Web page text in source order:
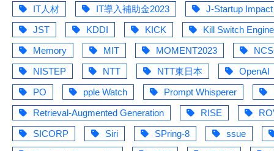
IT人材
IT導入補助金2023
J-Startup Impact
JST
KDDI KICK
Kill Switch
Memory
MIT MOMENT2023
NISTEP
NTT NTT東日本
OpenAI
PO
pple Watch Prompt Whisperer
Retrieval-Augmented Generation
RISE
SICORP
Siri SPring-8
ssue